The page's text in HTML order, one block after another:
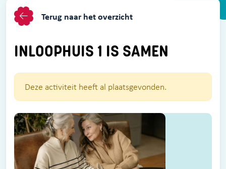
Terug naar het overzicht
INLOOPHUIS 1 IS SAMEN
Deze activiteit heeft al plaatsgevonden.